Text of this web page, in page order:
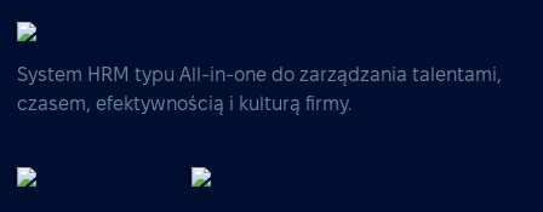
System HRM typu All-in-one do zarządzania talentami,
czasem, efektywnością i kulturą firmy.